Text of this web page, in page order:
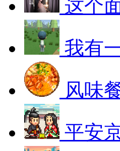
这个
我有
风味
平安